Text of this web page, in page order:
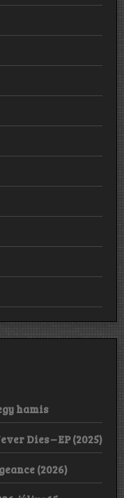
hamis
Dies – EP (2025)
(2026)